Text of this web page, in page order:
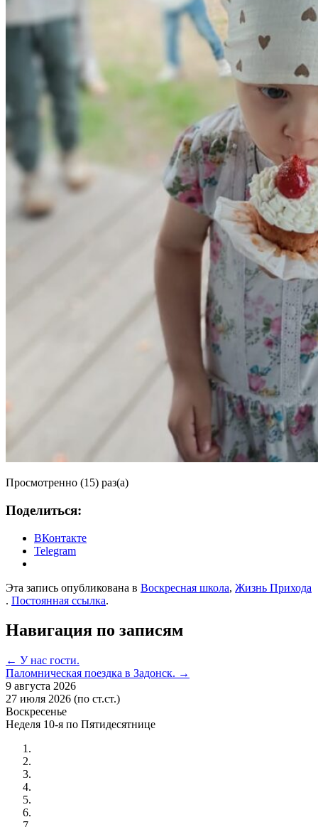
Просмотренно (15) раз(а)
Поделиться:
ВКонтакте
Telegram
Эта запись опубликована в Воскресная школа, Жизнь Прихода
. Постоянная ссылка.
Навигация по записям
← У нас гости.
Паломническая поездка в Задонск. →
9 августа 2026
27 июля 2026 (по ст.ст.)
Воскресенье
Неделя 10-я по Пятидесятнице